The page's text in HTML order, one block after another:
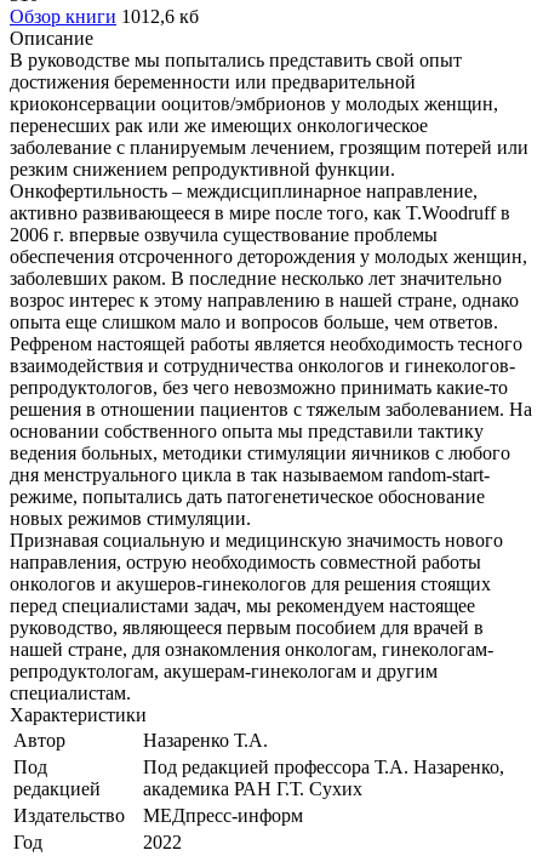
Обзор книги 1012,6 кб
Описание
В руководстве мы попытались представить свой опыт
достижения беременности или предварительной
криоконсервации ооцитов/эмбрионов у молодых женщин,
перенесших рак или же имеющих онкологическое
заболевание с планируемым лечением, грозящим потерей или
резким снижением репродуктивной функции.
Онкофертильность – междисциплинарное направление,
активно развивающееся в мире после того, как T.Woodruff в
2006 г. впервые озвучила существование проблемы
обеспечения отсроченного деторождения у молодых женщин,
заболевших раком. В последние несколько лет значительно
возрос интерес к этому направлению в нашей стране, однако
опыта еще слишком мало и вопросов больше, чем ответов.
Рефреном настоящей работы является необходимость тесного
взаимодействия и сотрудничества онкологов и гинекологов-
репродуктологов, без чего невозможно принимать какие-то
решения в отношении пациентов с тяжелым заболеванием. На
основании собственного опыта мы представили тактику
ведения больных, методики стимуляции яичников с любого
дня менструального цикла в так называемом random-start-
режиме, попытались дать патогенетическое обоснование
новых режимов стимуляции.
Признавая социальную и медицинскую значимость нового
направления, острую необходимость совместной работы
онкологов и акушеров-гинекологов для решения стоящих
перед специалистами задач, мы рекомендуем настоящее
руководство, являющееся первым пособием для врачей в
нашей стране, для ознакомления онкологам, гинекологам-
репродуктологам, акушерам-гинекологам и другим
специалистам.
Характеристики
Автор
Назаренко Т.А.
Под
редакцией
Под редакцией профессора Т.А. Назаренко,
академика РАН Г.Т. Сухих
Издательство
МЕДпресс-информ
Год
2022